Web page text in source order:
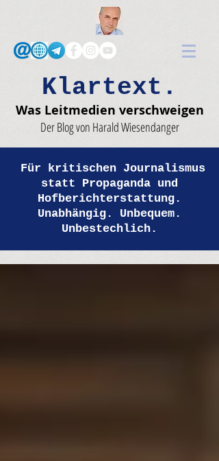
Klartext.
Was Leitmedien verschweigen
Der Blog von Harald Wiesendanger
Für kritischen Journalismus
statt Propaganda und
Hofberichterstattung.
Unabhängig. Unbequem.
Unbestechlich.